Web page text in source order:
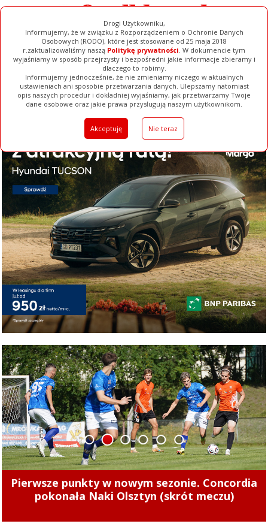
Drogi Użytkowniku,
Informujemy, że w związku z Rozporządzeniem o Ochronie Danych
Osobowych (RODO), które jest stosowane od 25 maja 2018
r.zaktualizowaliśmy naszą Politykę prywatności. W dokumencie tym
wyjaśniamy w sposób przejrzysty i bezpośredni jakie informacje zbieramy i
dlaczego to robimy.
Informujemy jednocześnie, że nie zmieniamy niczego w aktualnych
ustawieniach ani sposobie przetwarzania danych. Ulepszamy natomiast
opis naszych procedur i dokładniej wyjaśniamy, jak przetwarzamy Twoje
dane osobowe oraz jakie prawa przysługują naszym użytkownikom.
Akceptuję Nie teraz
Ogłoszenia Filmy Galerie Baza Firm Pełna Wersja
Tak zarabiają szefowie miejskich spółek.
Zajrzeliśmy do ich oświadczeń majątkowych
1 2 3 4 5 6